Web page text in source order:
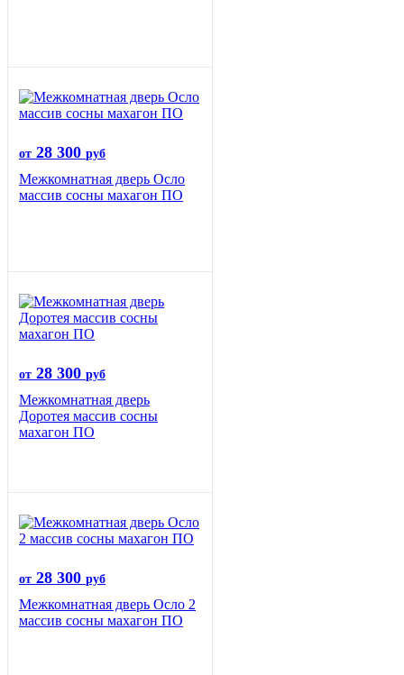
от 28 300 руб
Межкомнатная дверь Осло
массив сосны махагон ПО
от 28 300 руб
Межкомнатная дверь
Доротея массив сосны
махагон ПО
от 28 300 руб
Межкомнатная дверь Осло 2
массив сосны махагон ПО